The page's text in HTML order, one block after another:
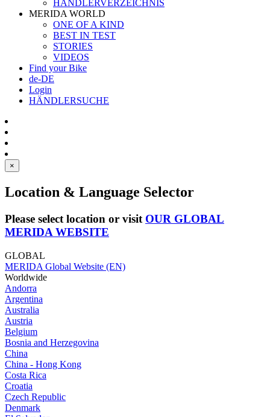
HÄNDLERVERZEICHNIS
MERIDA WORLD
ONE OF A KIND
BEST IN TEST
STORIES
VIDEOS
Find your Bike
de-DE
Login
HÄNDLERSUCHE
×
Location & Language Selector
Please select location or visit OUR GLOBAL
MERIDA WEBSITE
GLOBAL
MERIDA Global Website (EN)
Worldwide
Andorra
Argentina
Australia
Austria
Belgium
Bosnia and Herzegovina
China
China - Hong Kong
Costa Rica
Croatia
Czech Republic
Denmark